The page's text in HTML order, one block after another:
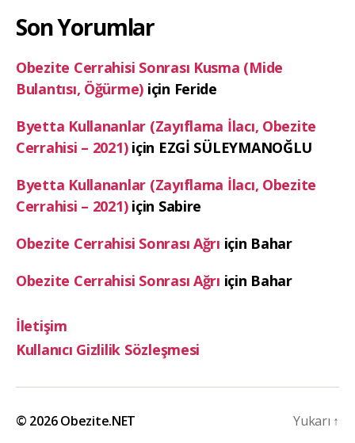
Son Yorumlar
Obezite Cerrahisi Sonrası Kusma (Mide
Bulantısı, Öğürme) için Feride
Byetta Kullananlar (Zayıflama İlacı, Obezite
Cerrahisi – 2021)için EZGİ SÜLEYMANOĞLU
Byetta Kullananlar (Zayıflama İlacı, Obezite
Cerrahisi – 2021)için Sabire
Obezite Cerrahisi Sonrası Ağrı için Bahar
Obezite Cerrahisi Sonrası Ağrı için Bahar
İletişim
Kullanıcı Gizlilik Sözleşmesi
© 2026Obezite.NET Yukarı ↑